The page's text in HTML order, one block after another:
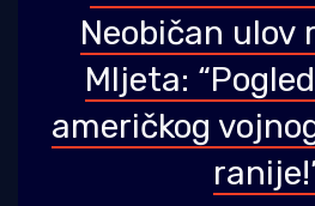
Neobičan ulov
Mljeta:
američkog